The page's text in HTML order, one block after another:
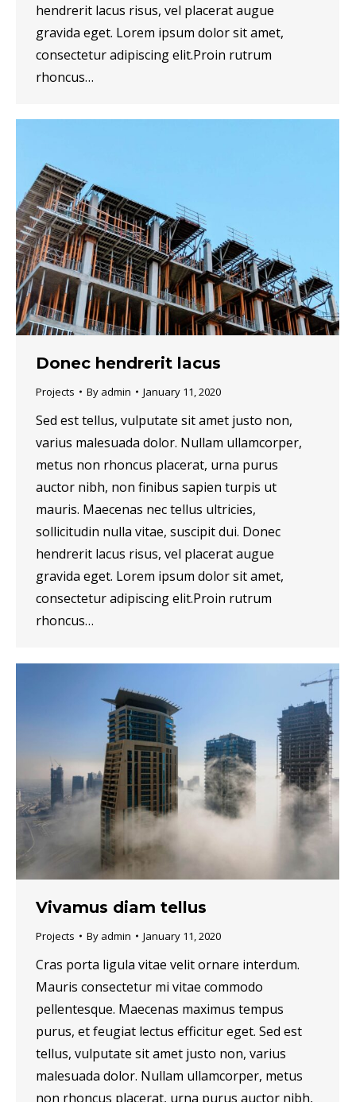
hendrerit lacus risus, vel placerat augue
gravida eget. Lorem ipsum dolor sit amet,
consectetur adipiscing elit.Proin rutrum
rhoncus…
Donec hendrerit lacus
Projects By admin January 11, 2020
Sed est tellus, vulputate sit amet justo non,
varius malesuada dolor. Nullam ullamcorper,
metus non rhoncus placerat, urna purus
auctor nibh, non finibus sapien turpis ut
mauris. Maecenas nec tellus ultricies,
sollicitudin nulla vitae, suscipit dui. Donec
hendrerit lacus risus, vel placerat augue
gravida eget. Lorem ipsum dolor sit amet,
consectetur adipiscing elit.Proin rutrum
rhoncus…
Vivamus diam tellus
Projects By admin January 11, 2020
Cras porta ligula vitae velit ornare interdum.
Mauris consectetur mi vitae commodo
pellentesque. Maecenas maximus tempus
purus, et feugiat lectus efficitur eget. Sed est
tellus, vulputate sit amet justo non, varius
malesuada dolor. Nullam ullamcorper, metus
non rhoncus placerat, urna purus auctor nibh,